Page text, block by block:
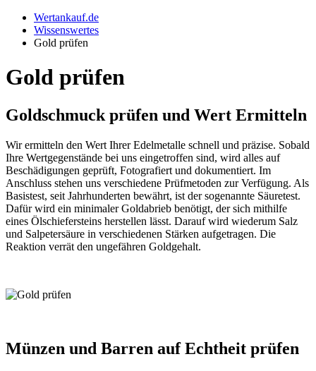
Wertankauf.de
Wissenswertes
Gold prüfen
Gold prüfen
Goldschmuck prüfen und Wert Ermitteln
Wir ermitteln den Wert Ihrer Edelmetalle schnell und präzise. Sobald
Ihre Wertgegenstände bei uns eingetroffen sind, wird alles auf
Beschädigungen geprüft, Fotografiert und dokumentiert. Im
Anschluss stehen uns verschiedene Prüfmetoden zur Verfügung. Als
Basistest, seit Jahrhunderten bewährt, ist der sogenannte Säuretest.
Dafür wird ein minimaler Goldabrieb benötigt, der sich mithilfe
eines Ölschiefersteins herstellen lässt. Darauf wird wiederum Salz
und Salpetersäure in verschiedenen Stärken aufgetragen. Die
Reaktion verrät den ungefähren Goldgehalt.
Münzen und Barren auf Echtheit prüfen